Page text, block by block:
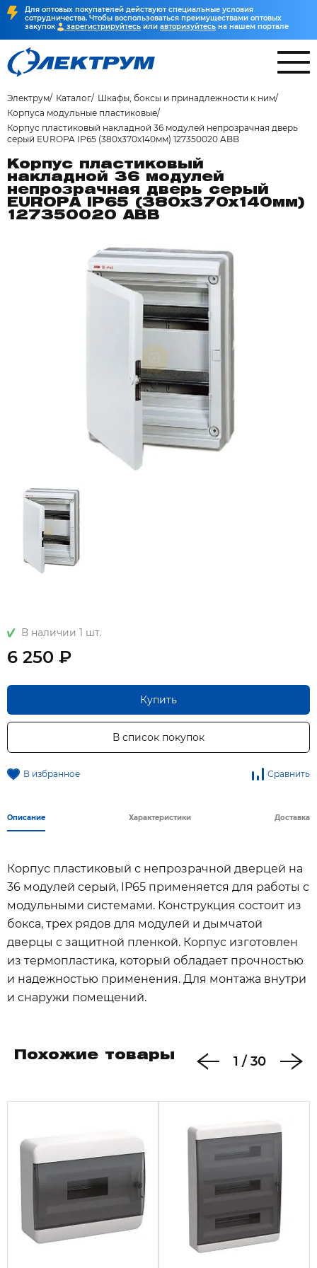
Для оптовых покупателей действуют специальные условия
сотрудничества. Чтобы воспользоваться преимуществами оптовых
закупок
зарегистрируйтесь или авторизуйтесь на нашем портале
Электрум Каталог
Шкафы, боксы и принадлежности к ним
Корпуса модульные пластиковые
Корпус пластиковый накладной 36 модулей непрозрачная дверь
серый EUROPA IP65 (380х370х140мм) 127350020 ABB
Корпус пластиковый
накладной 36 модулей
непрозрачная дверь серый
EUROPA IP65 (380х370х140мм)
127350020 ABB
В наличии 1 шт.
6 250 ₽
Купить
В список покупок
В избранное Сравнить
Описание Характеристики Доставка
Корпус пластиковый с непрозрачной дверцей на
36 модулей серый, IP65 применяется для работы с
модульными системами. Конструкция состоит из
бокса, трех рядов для модулей и дымчатой
дверцы с защитной пленкой. Корпус изготовлен
из термопластика, который обладает прочностью
и надежностью применения. Для монтажа внутри
и снаружи помещений.
Похожие товары 1 / 30